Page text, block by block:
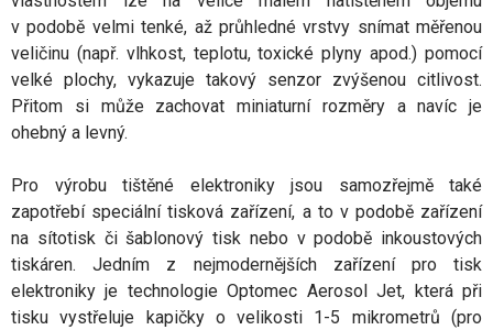
v podobě velmi tenké, až průhledné vrstvy snímat měřenou
veličinu (např. vlhkost, teplotu, toxické plyny apod.) pomocí
velké plochy, vykazuje takový senzor zvýšenou citlivost.
Přitom si může zachovat miniaturní rozměry a navíc je
ohebný a levný.
Pro výrobu tištěné elektroniky jsou samozřejmě také
zapotřebí speciální tisková zařízení, a to v podobě zařízení
na sítotisk či šablonový tisk nebo v podobě inkoustových
tiskáren. Jedním z nejmodernějších zařízení pro tisk
elektroniky je technologie Optomec Aerosol Jet, která při
tisku vystřeluje kapičky o velikosti 1-5 mikrometrů (pro